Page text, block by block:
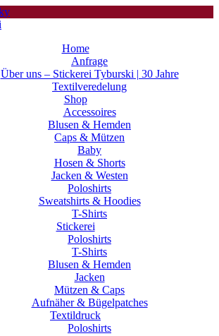
Home
Anfrage
Über uns – Stickerei Tyburski | 30 Jahre
Textilveredelung
Shop
Accessoires
Blusen & Hemden
Caps & Mützen
Baby
Hosen & Shorts
Jacken & Westen
Poloshirts
Sweatshirts & Hoodies
T-Shirts
Stickerei
Poloshirts
T-Shirts
Blusen & Hemden
Jacken
Mützen & Caps
Aufnäher & Bügelpatches
Textildruck
Poloshirts